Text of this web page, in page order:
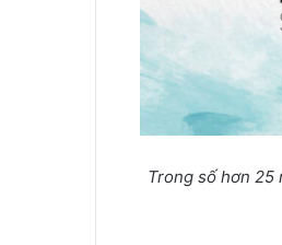
Trong số hơn 25